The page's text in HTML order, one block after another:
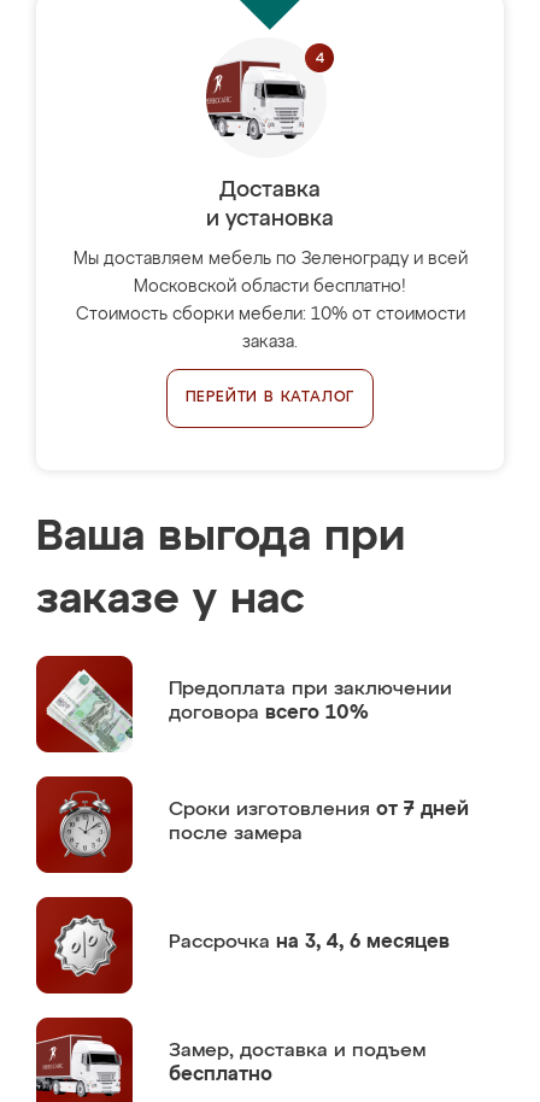
Доставка
и установка
Мы доставляем мебель по Зеленограду и всей
Московской области бесплатно!
Стоимость сборки мебели: 10% от стоимости
заказа.
ПЕРЕЙТИ В КАТАЛОГ
Ваша выгода при
заказе у нас
Предоплата при заключении
договора всего 10%
Сроки изготовления от 7 дней
после замера
Рассрочка на 3, 4, 6 месяцев
Замер, доставка и подъем
бесплатно